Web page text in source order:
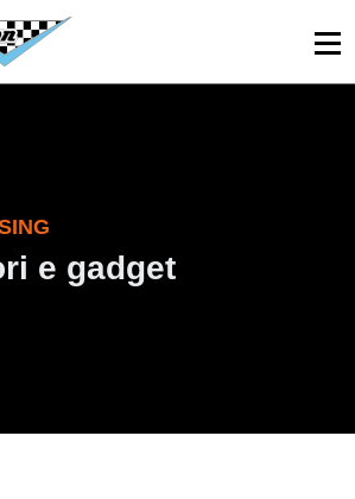
Viale Sant’Eufemia, 26 - Brescia
e gadget